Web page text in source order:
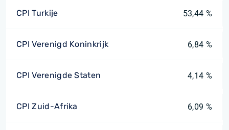
CPI Turkije 53,44 %
CPI Verenigd Koninkrijk 6,84 %
CPI Verenigde Staten 4,14 %
CPI Zuid-Afrika 6,09 %